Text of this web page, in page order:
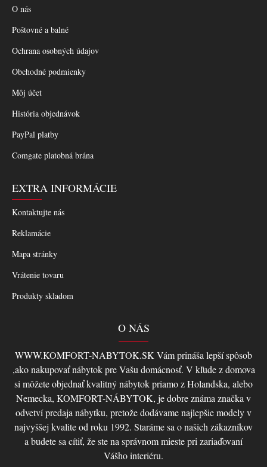
O nás
Poštovné a balné
Ochrana osobných údajov
Obchodné podmienky
Môj účet
História objednávok
PayPal platby
Comgate platobná brána
EXTRA INFORMÁCIE
Kontaktujte nás
Reklamácie
Mapa stránky
Vrátenie tovaru
Produkty skladom
O NÁS
WWW.KOMFORT-NABYTOK.SK Vám prináša lepší spôsob
,ako nakupovať nábytok pre Vašu domácnosť. V kľude z domova
si môžete objednať kvalitný nábytok priamo z Holandska, alebo
Nemecka, KOMFORT-NÁBYTOK, je dobre známa značka v
odvetví predaja nábytku, pretože dodávame najlepšie modely v
najvyššej kvalite od roku 1992. Staráme sa o našich zákazníkov
a budete sa cítiť, že ste na správnom mieste pri zariaďovaní
Vášho interiéru.